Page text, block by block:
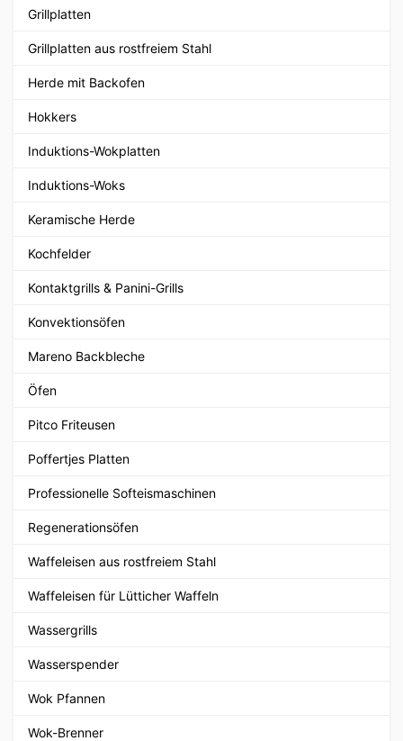
Grillplatten
Grillplatten aus rostfreiem Stahl
Herde mit Backofen
Hokkers
Induktions-Wokplatten
Induktions-Woks
Keramische Herde
Kochfelder
Kontaktgrills & Panini-Grills
Konvektionsöfen
Mareno Backbleche
Öfen
Pitco Friteusen
Poffertjes Platten
Professionelle Softeismaschinen
Regenerationsöfen
Waffeleisen aus rostfreiem Stahl
Waffeleisen für Lütticher Waffeln
Wassergrills
Wasserspender
Wok Pfannen
Wok-Brenner